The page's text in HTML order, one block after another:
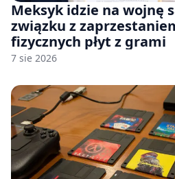
Meksyk idzie na wojnę
związku z
fizycznych płyt z grami
7 sie 2026